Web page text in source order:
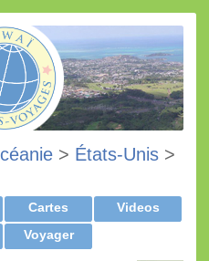
> États-Unis >
Cartes
Videos
Voyager